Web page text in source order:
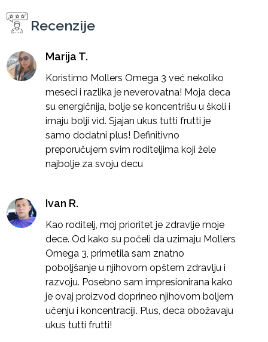
Recenzije
Marija T.
Koristimo Mollers Omega 3 već nekoliko
meseci i razlika je neverovatna! Moja deca
su energičnija, bolje se koncentrišu u školi i
imaju bolji vid. Sjajan ukus tutti frutti je
samo dodatni plus! Definitivno
preporučujem svim roditeljima koji žele
najbolje za svoju decu
Ivan R.
Kao roditelj, moj prioritet je zdravlje moje
dece. Od kako su počeli da uzimaju Mollers
Omega 3, primetila sam znatno
poboljšanje u njihovom opštem zdravlju i
razvoju. Posebno sam impresionirana kako
je ovaj proizvod doprineo njihovom boljem
učenju i koncentraciji. Plus, deca obožavaju
ukus tutti frutti!